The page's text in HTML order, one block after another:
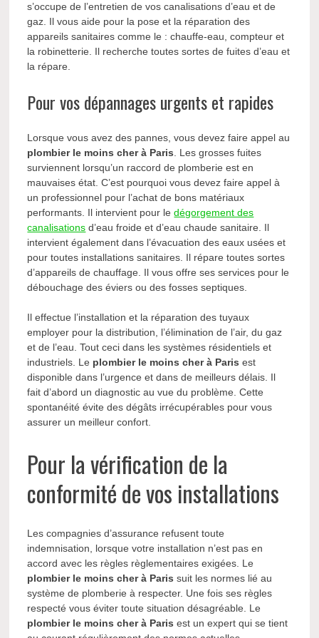
s’occupe de l’entretien de vos canalisations d’eau et de
gaz. Il vous aide pour la pose et la réparation des
appareils sanitaires comme le : chauffe-eau, compteur et
la robinetterie. Il recherche toutes sortes de fuites d’eau et
la répare.
Pour vos dépannages urgents et rapides
Lorsque vous avez des pannes, vous devez faire appel au
plombier le moins cher à Paris . Les grosses fuites
surviennent lorsqu’un raccord de plomberie est en
mauvaises état. C’est pourquoi vous devez faire appel à
un professionnel pour l’achat de bons matériaux
performants. Il intervient pour ledégorgement des
canalisations d’eau froide et d’eau chaude sanitaire. Il
intervient également dans l’évacuation des eaux usées et
pour toutes installations sanitaires. Il répare toutes sortes
d’appareils de chauffage. Il vous offre ses services pour le
débouchage des éviers ou des fosses septiques.
Il effectue l’installation et la réparation des tuyaux
employer pour la distribution, l’élimination de l’air, du gaz
et de l’eau. Tout ceci dans les systèmes résidentiels et
industriels. Le plombier le moins cher à Paris est
disponible dans l’urgence et dans de meilleurs délais. Il
fait d’abord un diagnostic au vue du problème. Cette
spontanéité évite des dégâts irrécupérables pour vous
assurer un meilleur confort.
Pour la vérification de la
conformité de vos installations
Les compagnies d’assurance refusent toute
indemnisation, lorsque votre installation n’est pas en
accord avec les règles règlementaires exigées. Le
plombier le moins cher à Paris suit les normes lié au
système de plomberie à respecter. Une fois ses règles
respecté vous éviter toute situation désagréable. Le
plombier le moins cher à Paris est un expert qui se tient